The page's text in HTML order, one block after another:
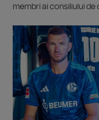
membri ai consiliului de